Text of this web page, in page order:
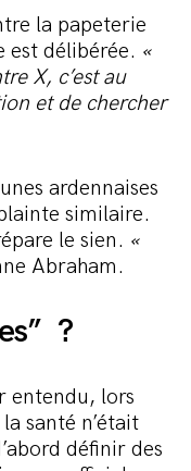
la papeterie
est délibérée. «
X, c’est au
et de chercher
ardennaises
similaire.
le sien. «
Abraham.
?
entendu, lors
santé n’était
définir des